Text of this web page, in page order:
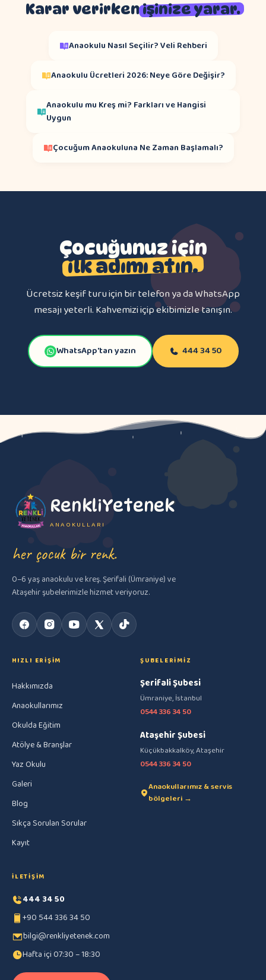
Karar verirkenişinize yarar.
Anaokulu Nasıl Seçilir? Veli Rehberi
Anaokulu Ücretleri 2026: Neye Göre Değişir?
Anaokulu mu Kreş mi? Farkları ve Hangisi
Uygun
Çocuğum Anaokuluna Ne Zaman Başlamalı?
Çocuğunuz için
ilk adımı atın.
Ücretsiz keşif turu için bir telefon ya da WhatsApp
mesajı yeterli. Kahvemizi içip ekibimizle tanışın.
WhatsApp'tan yazın 444 34 50
RenkliYetenek
ANAOKULLARI
her çocuk bir renk.
0–6 yaş anaokulu ve kreş. Şerifali (Ümraniye) ve
Ataşehir şubelerimizle hizmet veriyoruz.
HIZLI ERIŞIM
Hakkımızda
Anaokullarımız
Okulda Eğitim
Atölye & Branşlar
Yaz Okulu
Galeri
Blog
Sıkça Sorulan Sorular
Kayıt
ŞUBELERIMIZ
Şerifali Şubesi
Ümraniye, İstanbul
0544 336 34 50
Ataşehir Şubesi
Küçükbakkalköy, Ataşehir
0544 336 34 50
Anaokullarımız & servis
bölgeleri →
İLETIŞIM
444 34 50
+90 544 336 34 50
bilgi@renkliyetenek.com
Hafta içi 07:30 – 18:30